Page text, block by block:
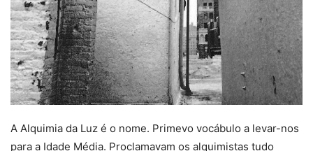
A Alquimia da Luz é o nome. Primevo vocábulo a levar-nos
para a Idade Média. Proclamavam os alquimistas tudo